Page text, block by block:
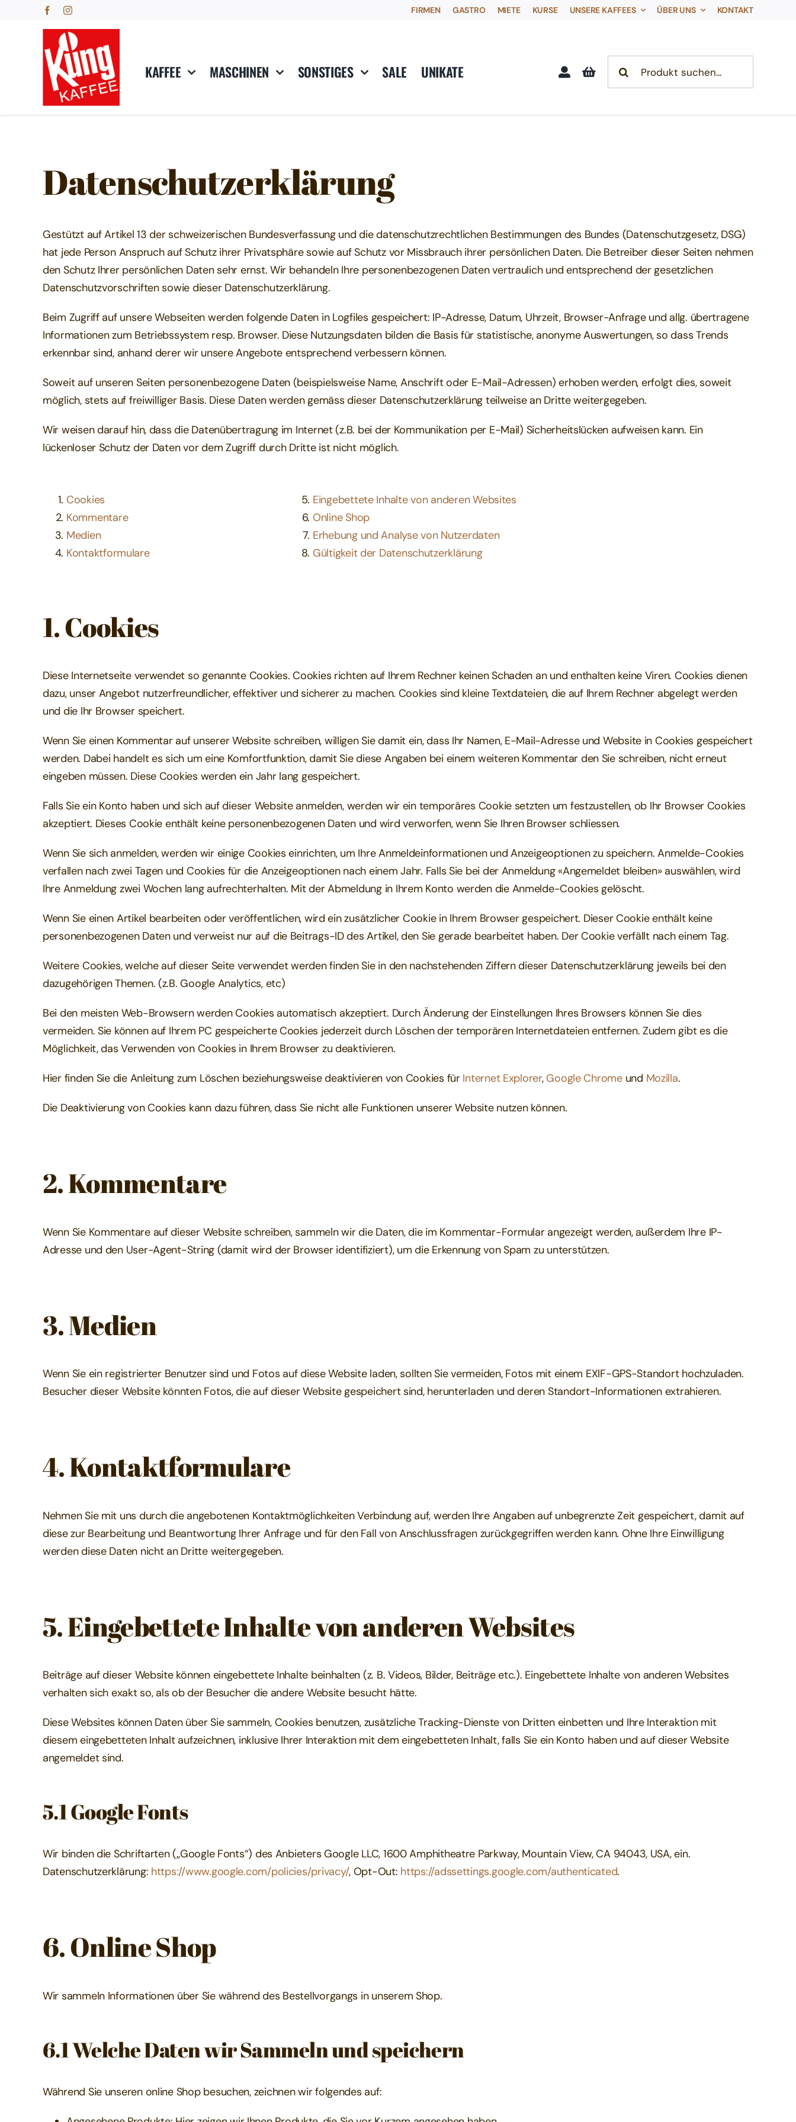
FIRMEN GASTRO MIETE KURSE UNSERE KAFFEES ÜBER UNS KONTAKT
KAFFEE MASCHINEN SONSTIGES SALE UNIKATE
Search
Datenschutzerklärung
Gestützt auf Artikel 13 der schweizerischen Bundesverfassung und die datenschutzrechtlichen Bestimmungen des Bundes (Datenschutzgesetz, DSG)
hat jede Person Anspruch auf Schutz ihrer Privatsphäre sowie auf Schutz vor Missbrauch ihrer persönlichen Daten. Die Betreiber dieser Seiten nehmen
den Schutz Ihrer persönlichen Daten sehr ernst. Wir behandeln Ihre personenbezogenen Daten vertraulich und entsprechend der gesetzlichen
Datenschutzvorschriften sowie dieser Datenschutzerklärung.
Beim Zugriff auf unsere Webseiten werden folgende Daten in Logfiles gespeichert: IP-Adresse, Datum, Uhrzeit, Browser-Anfrage und allg. übertragene
Informationen zum Betriebssystem resp. Browser. Diese Nutzungsdaten bilden die Basis für statistische, anonyme Auswertungen, so dass Trends
erkennbar sind, anhand derer wir unsere Angebote entsprechend verbessern können.
Soweit auf unseren Seiten personenbezogene Daten (beispielsweise Name, Anschrift oder E-Mail-Adressen) erhoben werden, erfolgt dies, soweit
möglich, stets auf freiwilliger Basis. Diese Daten werden gemäss dieser Datenschutzerklärung teilweise an Dritte weitergegeben.
Wir weisen darauf hin, dass die Datenübertragung im Internet (z.B. bei der Kommunikation per E-Mail) Sicherheitslücken aufweisen kann. Ein
lückenloser Schutz der Daten vor dem Zugriff durch Dritte ist nicht möglich.
Cookies
Kommentare
Medien
Kontaktformulare
Eingebettete Inhalte von anderen Websites
Online Shop
Erhebung und Analyse von Nutzerdaten
Gültigkeit der Datenschutzerklärung
1. Cookies
Diese Internetseite verwendet so genannte Cookies. Cookies richten auf Ihrem Rechner keinen Schaden an und enthalten keine Viren. Cookies dienen
dazu, unser Angebot nutzerfreundlicher, effektiver und sicherer zu machen. Cookies sind kleine Textdateien, die auf Ihrem Rechner abgelegt werden
und die Ihr Browser speichert.
Wenn Sie einen Kommentar auf unserer Website schreiben, willigen Sie damit ein, dass Ihr Namen, E-Mail-Adresse und Website in Cookies gespeichert
werden. Dabei handelt es sich um eine Komfortfunktion, damit Sie diese Angaben bei einem weiteren Kommentar den Sie schreiben, nicht erneut
eingeben müssen. Diese Cookies werden ein Jahr lang gespeichert.
Falls Sie ein Konto haben und sich auf dieser Website anmelden, werden wir ein temporäres Cookie setzten um festzustellen, ob Ihr Browser Cookies
akzeptiert. Dieses Cookie enthält keine personenbezogenen Daten und wird verworfen, wenn Sie Ihren Browser schliessen.
Wenn Sie sich anmelden, werden wir einige Cookies einrichten, um Ihre Anmeldeinformationen und Anzeigeoptionen zu speichern. Anmelde-Cookies
verfallen nach zwei Tagen und Cookies für die Anzeigeoptionen nach einem Jahr. Falls Sie bei der Anmeldung «Angemeldet bleiben» auswählen, wird
Ihre Anmeldung zwei Wochen lang aufrechterhalten. Mit der Abmeldung in Ihrem Konto werden die Anmelde-Cookies gelöscht.
Wenn Sie einen Artikel bearbeiten oder veröffentlichen, wird ein zusätzlicher Cookie in Ihrem Browser gespeichert. Dieser Cookie enthält keine
personenbezogenen Daten und verweist nur auf die Beitrags-ID des Artikel, den Sie gerade bearbeitet haben. Der Cookie verfällt nach einem Tag.
Weitere Cookies, welche auf dieser Seite verwendet werden finden Sie in den nachstehenden Ziffern dieser Datenschutzerklärung jeweils bei den
dazugehörigen Themen. (z.B. Google Analytics, etc)
Bei den meisten Web-Browsern werden Cookies automatisch akzeptiert. Durch Änderung der Einstellungen Ihres Browsers können Sie dies
vermeiden. Sie können auf Ihrem PC gespeicherte Cookies jederzeit durch Löschen der temporären Internetdateien entfernen. Zudem gibt es die
Möglichkeit, das Verwenden von Cookies in Ihrem Browser zu deaktivieren.
Hier finden Sie die Anleitung zum Löschen beziehungsweise deaktivieren von Cookies für Internet Explorer, Google Chromeund Mozilla.
Die Deaktivierung von Cookies kann dazu führen, dass Sie nicht alle Funktionen unserer Website nutzen können.
2. Kommentare
Wenn Sie Kommentare auf dieser Website schreiben, sammeln wir die Daten, die im Kommentar-Formular angezeigt werden, außerdem Ihre IP-
Adresse und den User-Agent-String (damit wird der Browser identifiziert), um die Erkennung von Spam zu unterstützen.
3. Medien
Wenn Sie ein registrierter Benutzer sind und Fotos auf diese Website laden, sollten Sie vermeiden, Fotos mit einem EXIF-GPS-Standort hochzuladen.
Besucher dieser Website könnten Fotos, die auf dieser Website gespeichert sind, herunterladen und deren Standort-Informationen extrahieren.
4. Kontaktformulare
Nehmen Sie mit uns durch die angebotenen Kontaktmöglichkeiten Verbindung auf, werden Ihre Angaben auf unbegrenzte Zeit gespeichert, damit auf
diese zur Bearbeitung und Beantwortung Ihrer Anfrage und für den Fall von Anschlussfragen zurückgegriffen werden kann. Ohne Ihre Einwilligung
werden diese Daten nicht an Dritte weitergegeben.
5. Eingebettete Inhalte von anderen Websites
Beiträge auf dieser Website können eingebettete Inhalte beinhalten (z. B. Videos, Bilder, Beiträge etc.). Eingebettete Inhalte von anderen Websites
verhalten sich exakt so, als ob der Besucher die andere Website besucht hätte.
Diese Websites können Daten über Sie sammeln, Cookies benutzen, zusätzliche Tracking-Dienste von Dritten einbetten und Ihre Interaktion mit
diesem eingebetteten Inhalt aufzeichnen, inklusive Ihrer Interaktion mit dem eingebetteten Inhalt, falls Sie ein Konto haben und auf dieser Website
angemeldet sind.
5.1 Google Fonts
Wir binden die Schriftarten („Google Fonts“) des Anbieters Google LLC, 1600 Amphitheatre Parkway, Mountain View, CA 94043, USA, ein.
Datenschutzerklärung: https://www.google.com/policies/privacy/, Opt-Out: https://adssettings.google.com/authenticated.
6. Online Shop
Wir sammeln Informationen über Sie während des Bestellvorgangs in unserem Shop.
6.1 Welche Daten wir Sammeln und speichern
Während Sie unseren online Shop besuchen, zeichnen wir folgendes auf: